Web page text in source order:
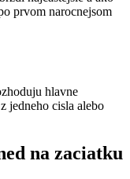
prvom narocnejsom
hlavne
jedneho cisla alebo
na zaciatku